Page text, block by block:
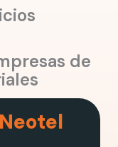
de